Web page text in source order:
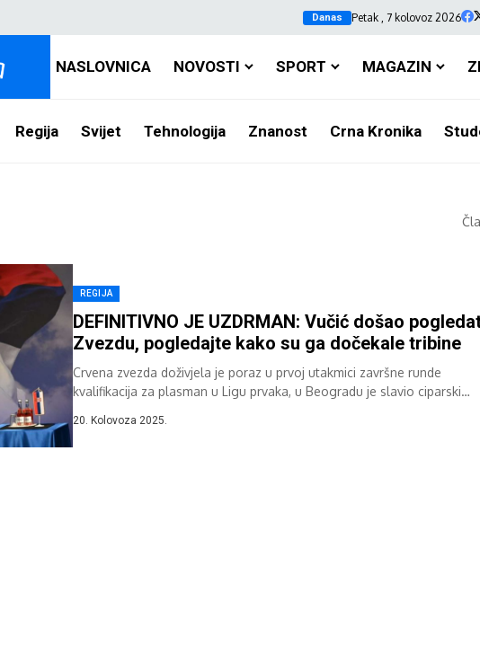
Danas Petak , 7 kolovoz 2026
NASLOVNICA NOVOSTI SPORT MAGAZIN
Regija Svijet Tehnologija Znanost Crna Kronika
REGIJA
DEFINITIVNO JE UZDRMAN: Vučić došao
Zvezdu, pogledajte kako su ga dočekale tribine
Crvena zvezda doživjela je poraz u prvoj utakmici završne runde
kvalifikacija za plasman u Ligu prvaka, u Beogradu je slavio ciparski
20. Kolovoza 2025.